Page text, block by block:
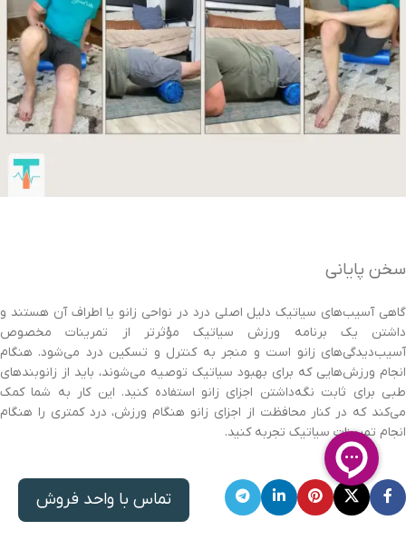
سخن پایانی
گاهی آسیب‌های سیاتیک دلیل اصلی درد در نواحی زانو یا اطراف آن هستند و
داشتن یک برنامه ورزش سیاتیک مؤثرتر از تمرینات مخصوص
آسیب‌دیدگی‌های زانو است و منجر به کنترل و تسکین درد می‌شود. هنگام
انجام ورزش‌هایی که برای بهبود سیاتیک توصیه می‌شوند، باید از زانوبندهای
طبی برای ثابت نگه‌داشتن اجزای زانو استفاده کنید. این کار به شما کمک
می‌کند که در کنار محافظت از اجزای زانو هنگام ورزش، درد کمتری را هنگام
انجام تمرینات سیاتیک تجربه کنید.
تماس با واحد فروش